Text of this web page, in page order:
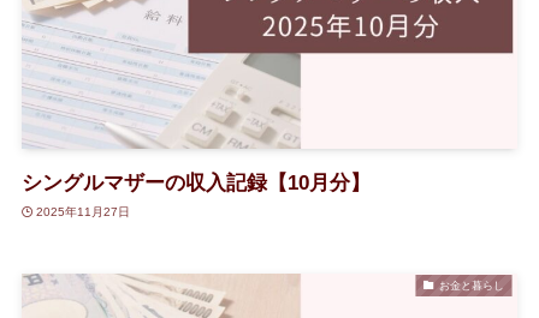
シングルマザーの収入記録【10月分】
2025年11月27日
お金と暮らし